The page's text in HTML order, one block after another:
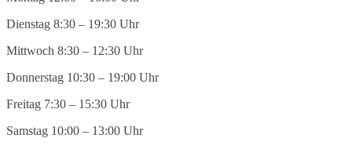
Dienstag 8:30 – 19:30 Uhr
Mittwoch 8:30 – 12:30 Uhr
Donnerstag 10:30 – 19:00 Uhr
Freitag 7:30 – 15:30 Uhr
Samstag 10:00 – 13:00 Uhr